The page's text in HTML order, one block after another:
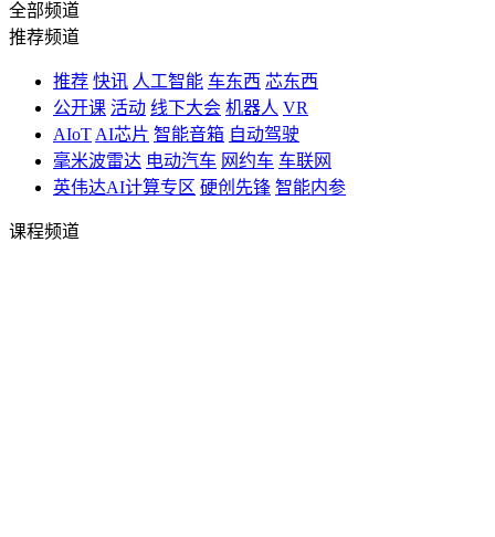
全部频道
推荐频道
推荐 快讯 人工智能 车东西 芯东西
公开课 活动 线下大会 机器人 VR
AIoT AI芯片 智能音箱 自动驾驶
毫米波雷达 电动汽车 网约车 车联网
英伟达AI计算专区 硬创先锋 智能内参
课程频道